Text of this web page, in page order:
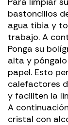
bastoncillos
agua tibia y
trabajo. A
Ponga su
alta y
papel. Esto
calefactores
y faciliten la
A
cristal con